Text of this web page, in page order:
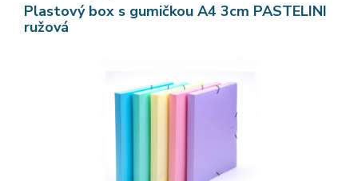
Plastový box s gumičkou A4 3cm PASTELINI
ružová